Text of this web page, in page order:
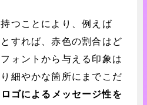
つことにより、例えば
すれば、赤色の割合はど
ォントから与える印象は
細やかな箇所にまでこだ
ロゴによるメッセージ性を